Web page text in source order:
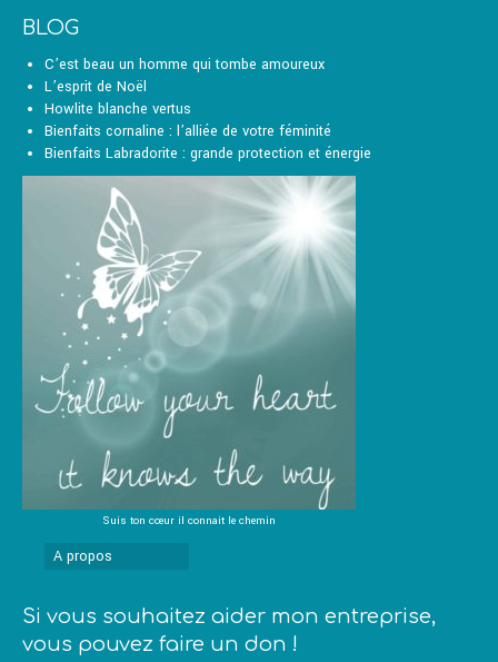
BLOG
C’est beau un homme qui tombe amoureux
L’esprit de Noël
Howlite blanche vertus
Bienfaits cornaline : l’alliée de votre féminité
Bienfaits Labradorite : grande protection et énergie
Suis ton cœur il connait le chemin
A propos
Si vous souhaitez aider mon entreprise,
vous pouvez faire un don !